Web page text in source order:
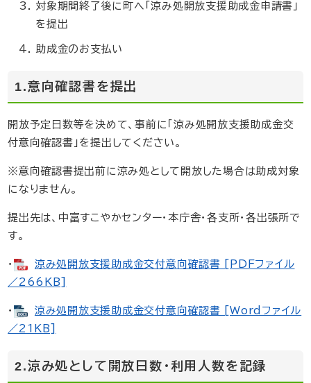
対象期間終了後に町へ「涼み処開放支援助成金申請書」
を提出
助成金のお支払い
1.意向確認書を提出
開放予定日数等を決めて、事前に「涼み処開放支援助成金交
付意向確認書」を提出してください。
※意向確認書提出前に涼み処として開放した場合は助成対象
になりません。
提出先は、中富すこやかセンター・本庁舎・各支所・各出張所で
す。
・
涼み処開放支援助成金交付意向確認書 [PDFファイル
／266KB]
・
涼み処開放支援助成金交付意向確認書 [Wordファイル
／21KB]
2.涼み処として開放日数・利用人数を記録